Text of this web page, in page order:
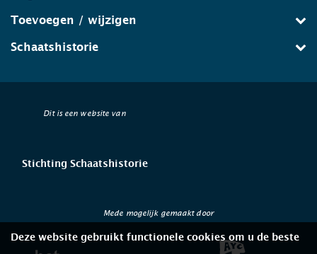
Toevoegen / wijzigen
Schaatshistorie
Dit is een website van
Stichting Schaatshistorie
Mede mogelijk gemaakt door
Deze website gebruikt functionele cookies om u de beste